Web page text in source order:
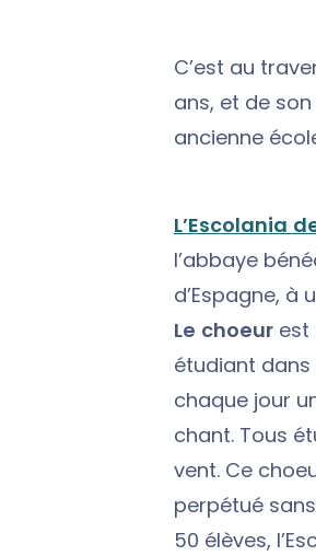
C’est au
ans, et de
ancienne
L’Escolania
l’abbaye
d’Espagne, à
Le choeur est
étudiant dans
chaque jour
chant. Tous
vent. Ce
perpétué
50 élèves,